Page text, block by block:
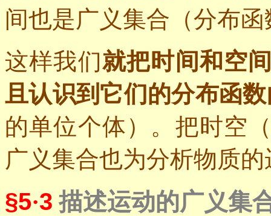
间也是广义集合（分布函
这样我们就把时间和空
且认识到它们的分布函
的单位个体）。把时空
广义集合也为分析物质
§5·3 描述运动的广义集